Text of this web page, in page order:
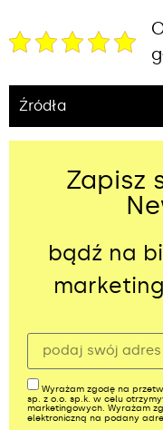
Źródła
Zapisz
bądź na
Wyrażam zgodę na
sp. z o.o. sp.k. w celu
marketingowych. Wyrażam
elektroniczną na podany